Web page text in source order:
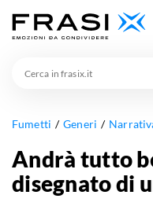
Fumetti Generi
Andrà tutto
disegnato di